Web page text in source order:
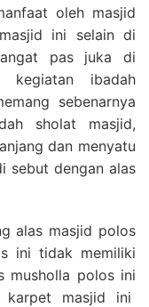
oleh masjid
ini selain di
pas juka di
kegiatan ibadah
sebenarnya
sholat masjid,
dan menyatu
sebut dengan alas
alas masjid polos
ini tidak memiliki
musholla polos ini
karpet masjid ini